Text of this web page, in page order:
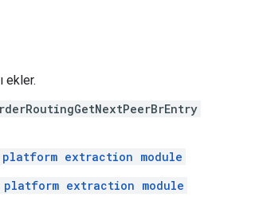
ekler.
extraction module
platform extraction module